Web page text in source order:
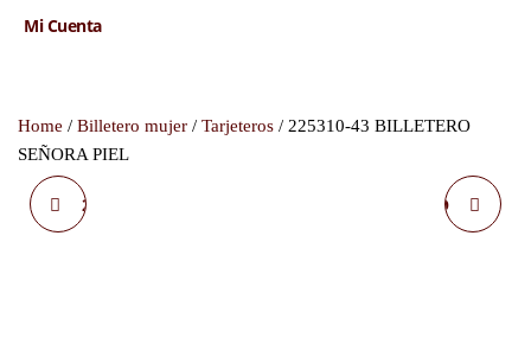
Mi Cuenta
Home / Billetero mujer / Tarjeteros / 225310-43 BILLETERO
SEÑORA PIEL
225310-36 BILLETERO 225310-38 BILLETERO